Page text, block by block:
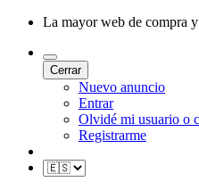
La mayor web de compra y
Cerrar
Nuevo anuncio
Entrar
Olvidé mi usuario o
Registrarme